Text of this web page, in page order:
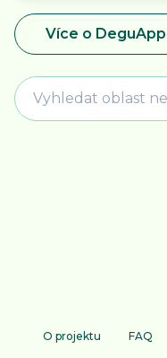
Více o DeguApp
O projektu FAQ